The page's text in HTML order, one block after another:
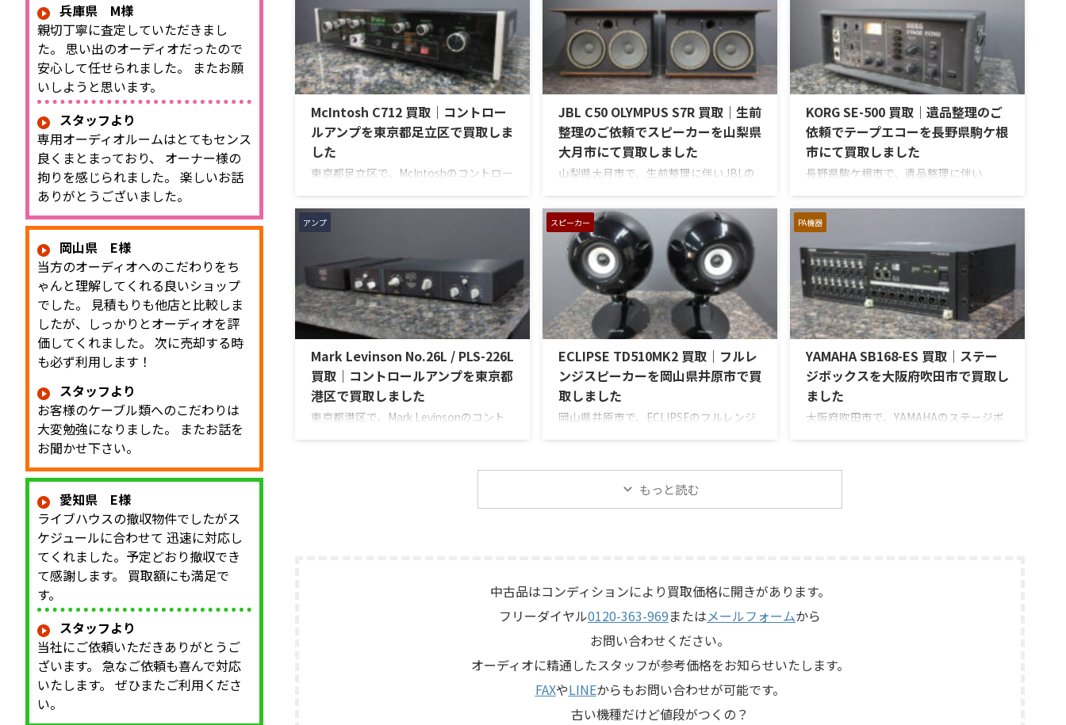
McIntosh C712 買取｜コントロー
ルアンプを東京都足立区で買取しま
した
東京都足立区で、McIntoshのコントロー
だきました。今回のお品物は、McIntosh
らしいガラスパネルデザインとリモート
式のコントロールアンプで、左右チャン
ネルの音出し、入力切替、ボリューム、
トーンコントロール、MMフォノ入力、
バランス出力、データポート、外観コン
ディション、リモコンなど付属品の有無
を確認しながら査定いたしました。 買取
商品：McIntosh C712 メーカー：
McIntosh / マッキントッシュ 型番： ...
JBL C50 OLYMPUS S7R 買取｜生前
整理のご依頼でスピーカーを山梨県
大月市にて買取しました
山梨県大月市で、生前整理に伴いJBLの
を出張買取させていただきました。今回
のお品物は、長年大切に音楽を楽しまれ
てきたご本人様より、オーディオ機器の
整理を進めたいとのご相談をいただいた
ものです。 JBL C50 OLYMPUS S7Rは、
Olympus専用エンクロージャーにLE15A
ウーファー、PR15パッシブラジエータ
ー、LE85ドライバー、HL91ホーン、LX5
ネットワークなどを組み合わせたヴィン
テージJBLのスピーカーシステムです。
査定では、左右ペアの音 ...
KORG SE-500 買取｜遺品整理のご
依頼でテープエコーを長野県駒ケ根
市にて買取しました
長野県駒ケ根市で、遺品整理に伴い
Echo」を出張買取させていただきまし
た。今回のお品物は、前オーナー様が大
切に保管されていたヴィンテージのテー
プエコーで、ご家族様より「価値がある
ものか分からないので、処分する前に見
てほしい」とご相談いただいたもので
す。 KORG SE-500は、テープを使用した
アナログエコーならではの揺らぎや質感
を楽しめる機材です。査定では、通電状
態、音出し、テープ走行、録音・再生ヘ
ッド、エコー音の出方、各入力端子、出
力端子、外部コントロ ...
アンプ
Mark Levinson No.26L / PLS-226L
買取｜コントロールアンプを東京都
港区で買取しました
東京都港区で、Mark Levinsonのコント
お品物は、アンプ部No.26Lと外部電源部
ィション、取扱説明書など付属品の有無
を確認しながら査定いたしました。 買取
スピーカー
ECLIPSE TD510MK2 買取｜フルレ
ンジスピーカーを岡山県井原市で買
取しました
岡山県井原市で、ECLIPSEのフルレンジ
10cm口径フルレンジユニットを搭載し
たタイムドメイン思想のスピーカーシス
テムで、左右ペアの音出し状態、ユニッ
定いたしました。 買取商品：ECLIPSE
TD510MK2 メーカー：ECLIPSE / イクリ
プス 型番：TD510MK2 カテゴリ ...
PA機器
YAMAHA SB168-ES 買取｜ステー
ジボックスを大阪府吹田市で買取し
ました
大阪府吹田市で、YAMAHAのステージボ
EtherSoundに対応した16IN/8OUTのス
ました。 買取商品：YAMAHA SB168-ES
メーカー：YAMAHA / ヤマハ 型番：
SB168-ES カ ...
もっと読む
中古品はコンディションにより買取価格に開きがあります。
フリーダイヤル0120-363-969またはメールフォームから
お問い合わせください。
オーディオに精通したスタッフが参考価格をお知らせいたします。
FAXやLINEからもお問い合わせが可能です。
古い機種だけど値段がつくの？
兵庫県 M様
親切丁寧に査定していただきまし
た。 思い出のオーディオだったので
安心して任せられました。 またお願
いしようと思います。
スタッフより
専用オーディオルームはとてもセンス
良くまとまっており、 オーナー様の
拘りを感じられました。 楽しいお話
ありがとうございました。
岡山県 E様
当方のオーディオへのこだわりをち
ゃんと理解してくれる良いショップ
でした。 見積もりも他店と比較しま
したが、しっかりとオーディオを評
価してくれました。 次に売却する時
も必ず利用します！
スタッフより
お客様のケーブル類へのこだわりは
大変勉強になりました。 またお話を
お聞かせ下さい。
愛知県 E様
ライブハウスの撤収物件でしたがス
ケジュールに合わせて 迅速に対応し
てくれました。予定どおり撤収でき
て感謝します。 買取額にも満足で
す。
スタッフより
当社にご依頼いただきありがとうご
ざいます。 急なご依頼も喜んで対応
いたします。 ぜひまたご利用くださ
い。